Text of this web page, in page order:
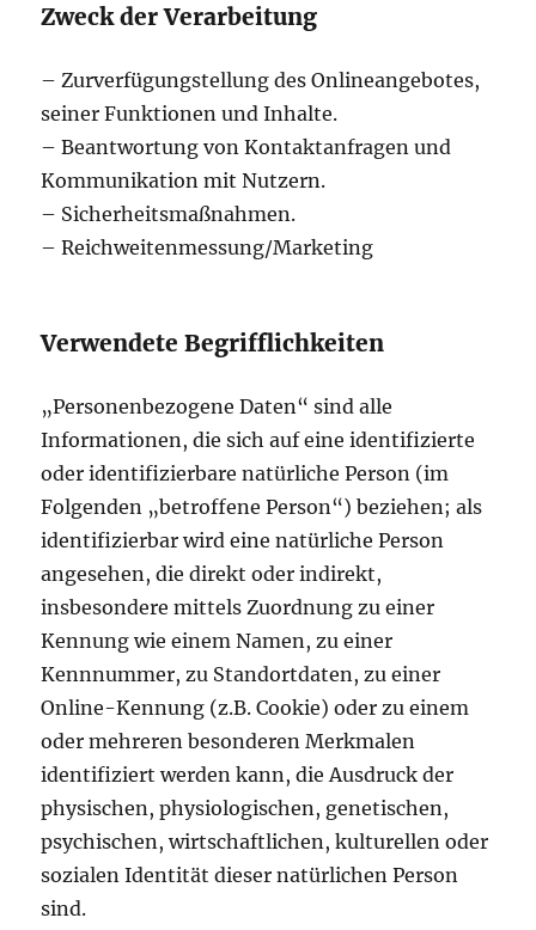
Zweck der Verarbeitung
– Zurverfügungstellung des Onlineangebotes,
seiner Funktionen und Inhalte.
– Beantwortung von Kontaktanfragen und
Kommunikation mit Nutzern.
– Sicherheitsmaßnahmen.
– Reichweitenmessung/Marketing
Verwendete Begrifflichkeiten
„Personenbezogene Daten“ sind alle
Informationen, die sich auf eine identifizierte
oder identifizierbare natürliche Person (im
Folgenden „betroffene Person“) beziehen; als
identifizierbar wird eine natürliche Person
angesehen, die direkt oder indirekt,
insbesondere mittels Zuordnung zu einer
Kennung wie einem Namen, zu einer
Kennnummer, zu Standortdaten, zu einer
Online-Kennung (z.B. Cookie) oder zu einem
oder mehreren besonderen Merkmalen
identifiziert werden kann, die Ausdruck der
physischen, physiologischen, genetischen,
psychischen, wirtschaftlichen, kulturellen oder
sozialen Identität dieser natürlichen Person
sind.